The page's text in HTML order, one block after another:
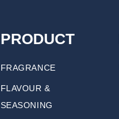
PRODUCT
FRAGRANCE
FLAVOUR &
SEASONING